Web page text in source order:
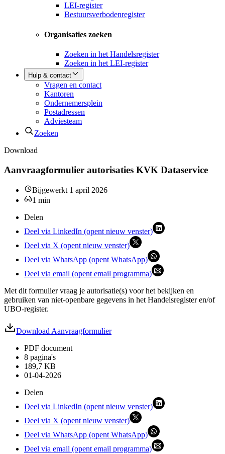
LEI-register
Bestuursverbodenregister
Organisaties zoeken
Zoeken in het Handelsregister
Zoeken in het LEI-register
Hulp & contact
Vragen en contact
Kantoren
Ondernemersplein
Postadressen
Adviesteam
Zoeken
Download
Aanvraagformulier autorisaties KVK Dataservice
Bijgewerkt 1 april 2026
1 min
Delen
Deel via LinkedIn (opent nieuw venster)
Deel via X (opent nieuw venster)
Deel via WhatsApp (opent WhatsApp)
Deel via email (opent email programma)
Met dit formulier vraag je autorisatie(s) voor het bekijken en
gebruiken van niet-openbare gegevens in het Handelsregister en/of
UBO-register.
Download Aanvraagformulier
PDF document
8 pagina's
189,7 KB
01-04-2026
Delen
Deel via LinkedIn (opent nieuw venster)
Deel via X (opent nieuw venster)
Deel via WhatsApp (opent WhatsApp)
Deel via email (opent email programma)